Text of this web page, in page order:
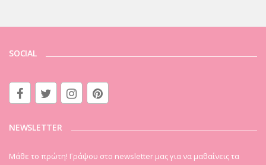
SOCIAL
NEWSLETTER
Μάθε το πρώτη! Γράψου στο newsletter μας για να μαθαίνεις τα